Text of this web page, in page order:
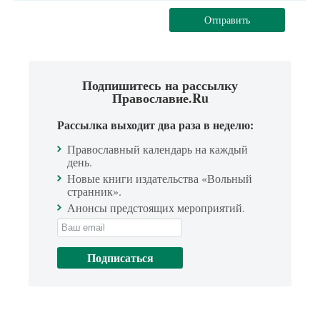
Отправить
Подпишитесь на рассылку
Православие.Ru
Рассылка выходит два раза в неделю:
Православный календарь на каждый
день.
Новые книги издательства «Вольный
странник».
Анонсы предстоящих мероприятий.